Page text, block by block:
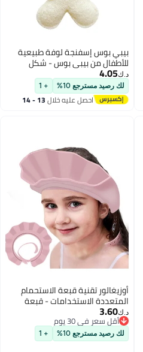
بيبي بوس إسفنجة لوفة طبيعية
للأطفال من بيبي بوس - شكل
دبدوب
د.ك‏4.05
لك رصيد مسترجع 10% + 1
احصل عليه خلال 13 - 14
أوزيغالور تقنية قبعة الاستحمام
المتعددة الاستخدامات - قبعة
استحمام متواثمة للأطفال والرضع
لحماية العينين والأذنين (وردي)
د.ك‏3.60
أقل سعر في 30 يوم
أقل سعر في 30 يوم
لك رصيد مسترجع 10% + 1